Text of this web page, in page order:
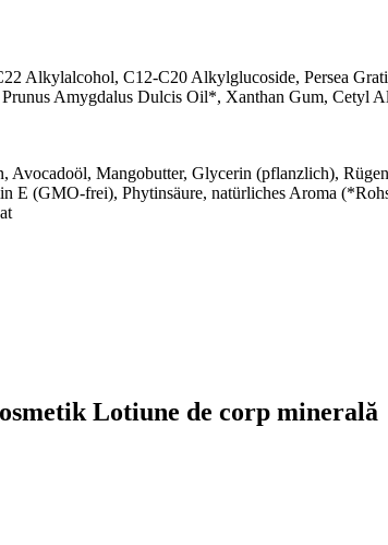
Alkylalcohol, C12-C20 Alkylglucoside, Persea
Amygdalus Dulcis Oil*, Xanthan Gum, Cetyl
Avocadoöl, Mangobutter, Glycerin (pflanzlich),
E (GMO-frei), Phytinsäure, natürliches Aroma
Lotiune de corp minerală